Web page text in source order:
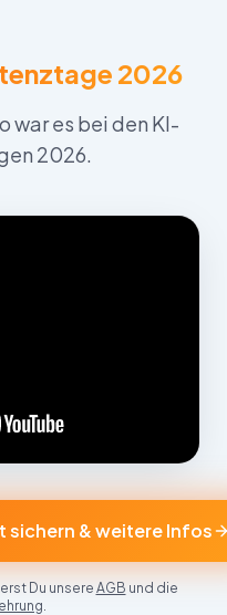
2026
war es bei den KI-
2026.
sichern & weitere Infos
Du unsereAGB und die